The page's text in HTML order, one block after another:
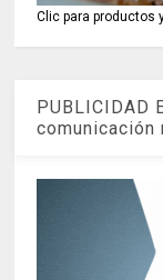
Clic para productos
PUBLICIDAD